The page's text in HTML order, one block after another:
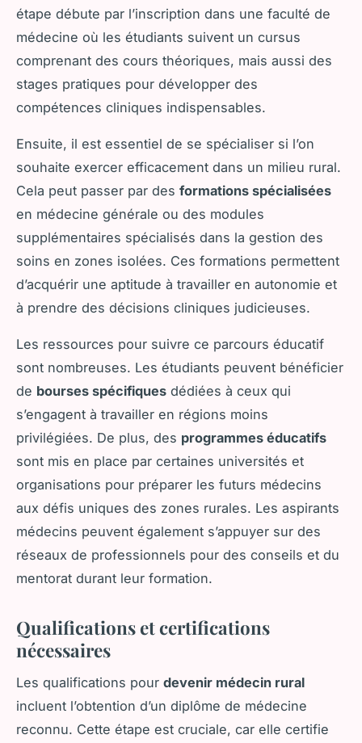
étape débute par l’inscription dans une faculté de
médecine où les étudiants suivent un cursus
comprenant des cours théoriques, mais aussi des
stages pratiques pour développer des
compétences cliniques indispensables.
Ensuite, il est essentiel de se spécialiser si l’on
souhaite exercer efficacement dans un milieu rural.
Cela peut passer par des formations spécialisées
en médecine générale ou des modules
supplémentaires spécialisés dans la gestion des
soins en zones isolées. Ces formations permettent
d’acquérir une aptitude à travailler en autonomie et
à prendre des décisions cliniques judicieuses.
Les ressources pour suivre ce parcours éducatif
sont nombreuses. Les étudiants peuvent bénéficier
de bourses spécifiques dédiées à ceux qui
s’engagent à travailler en régions moins
privilégiées. De plus, des programmes éducatifs
sont mis en place par certaines universités et
organisations pour préparer les futurs médecins
aux défis uniques des zones rurales. Les aspirants
médecins peuvent également s’appuyer sur des
réseaux de professionnels pour des conseils et du
mentorat durant leur formation.
Qualifications et certifications
nécessaires
Les qualifications pour devenir médecin rural
incluent l’obtention d’un diplôme de médecine
reconnu. Cette étape est cruciale, car elle certifie